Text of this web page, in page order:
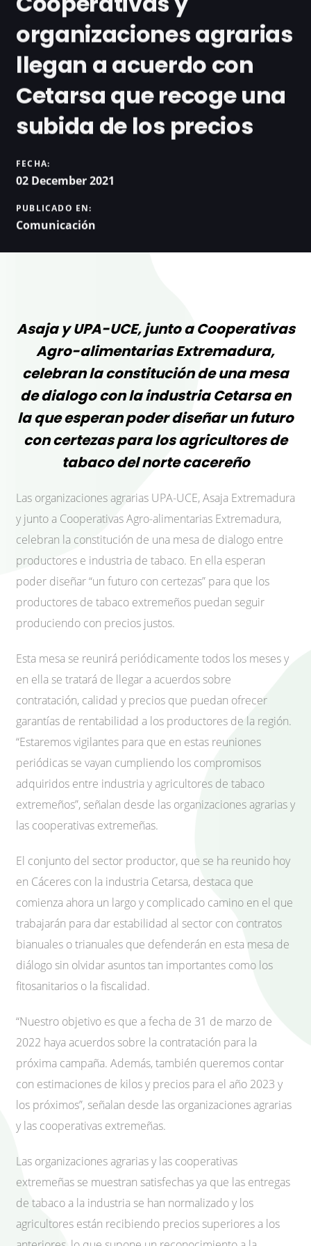
organizaciones agrarias
llegan a acuerdo con
Cetarsa que recoge una
subida de los precios
FECHA:
02 December 2021
PUBLICADO EN:
Comunicación
Asaja y UPA-UCE, junto a Cooperativas
Agro-alimentarias Extremadura,
celebran la constitución de una mesa
de dialogo con la industria Cetarsa en
la que esperan poder diseñar un futuro
con certezas para los agricultores de
tabaco del norte cacereño
Las organizaciones agrarias UPA-UCE, Asaja Extremadura
y junto a Cooperativas Agro-alimentarias Extremadura,
celebran la constitución de una mesa de dialogo entre
productores e industria de tabaco. En ella esperan
poder diseñar “un futuro con certezas” para que los
productores de tabaco extremeños puedan seguir
produciendo con precios justos.
Esta mesa se reunirá periódicamente todos los meses y
en ella se tratará de llegar a acuerdos sobre
contratación, calidad y precios que puedan ofrecer
garantías de rentabilidad a los productores de la región.
“Estaremos vigilantes para que en estas reuniones
periódicas se vayan cumpliendo los compromisos
adquiridos entre industria y agricultores de tabaco
extremeños”, señalan desde las organizaciones agrarias y
las cooperativas extremeñas.
El conjunto del sector productor, que se ha reunido hoy
en Cáceres con la industria Cetarsa, destaca que
comienza ahora un largo y complicado camino en el que
trabajarán para dar estabilidad al sector con contratos
bianuales o trianuales que defenderán en esta mesa de
diálogo sin olvidar asuntos tan importantes como los
fitosanitarios o la fiscalidad.
“Nuestro objetivo es que a fecha de 31 de marzo de
2022 haya acuerdos sobre la contratación para la
próxima campaña. Además, también queremos contar
con estimaciones de kilos y precios para el año 2023 y
los próximos”, señalan desde las organizaciones agrarias
y las cooperativas extremeñas.
Las organizaciones agrarias y las cooperativas
extremeñas se muestran satisfechas ya que las entregas
de tabaco a la industria se han normalizado y los
agricultores están recibiendo precios superiores a los